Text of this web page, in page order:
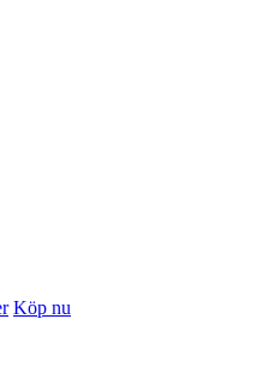
Köp nu